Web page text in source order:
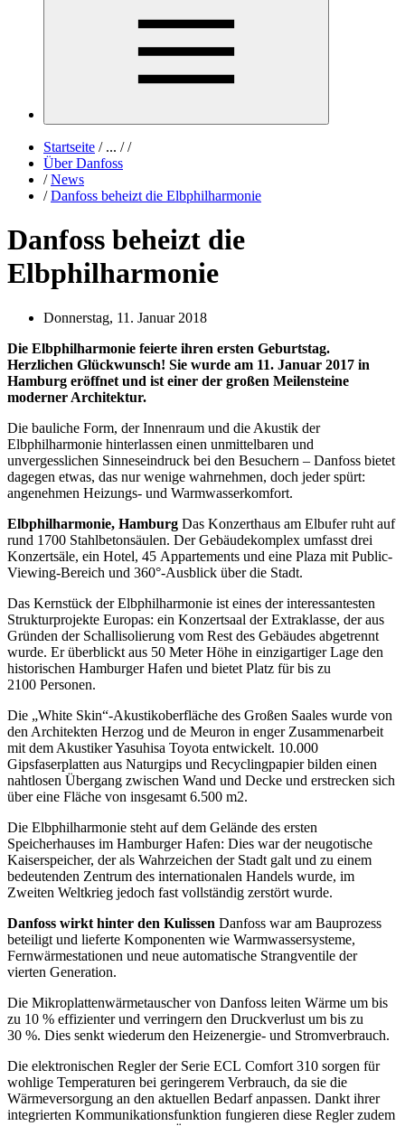
Startseite /... / /
Über Danfoss
/ News
/ Danfoss beheizt die Elbphilharmonie
Danfoss beheizt die
Elbphilharmonie
Donnerstag, 11. Januar 2018
Die Elbphilharmonie feierte ihren ersten Geburtstag.
Herzlichen Glückwunsch! Sie wurde am 11. Januar 2017 in
Hamburg eröffnet und ist einer der großen Meilensteine
moderner Architektur.
Die bauliche Form, der Innenraum und die Akustik der
Elbphilharmonie hinterlassen einen unmittelbaren und
unvergesslichen Sinneseindruck bei den Besuchern – Danfoss bietet
dagegen etwas, das nur wenige wahrnehmen, doch jeder spürt:
angenehmen Heizungs- und Warmwasserkomfort.
Elbphilharmonie, Hamburg Das Konzerthaus am Elbufer ruht auf
rund 1700 Stahlbetonsäulen. Der Gebäudekomplex umfasst drei
Konzertsäle, ein Hotel, 45 Appartements und eine Plaza mit Public-
Viewing-Bereich und 360°-Ausblick über die Stadt.
Das Kernstück der Elbphilharmonie ist eines der interessantesten
Strukturprojekte Europas: ein Konzertsaal der Extraklasse, der aus
Gründen der Schallisolierung vom Rest des Gebäudes abgetrennt
wurde. Er überblickt aus 50 Meter Höhe in einzigartiger Lage den
historischen Hamburger Hafen und bietet Platz für bis zu
2100 Personen.
Die „White Skin“-Akustikoberfläche des Großen Saales wurde von
den Architekten Herzog und de Meuron in enger Zusammenarbeit
mit dem Akustiker Yasuhisa Toyota entwickelt. 10.000
Gipsfaserplatten aus Naturgips und Recyclingpapier bilden einen
nahtlosen Übergang zwischen Wand und Decke und erstrecken sich
über eine Fläche von insgesamt 6.500 m2.
Die Elbphilharmonie steht auf dem Gelände des ersten
Speicherhauses im Hamburger Hafen: Dies war der neugotische
Kaiserspeicher, der als Wahrzeichen der Stadt galt und zu einem
bedeutenden Zentrum des internationalen Handels wurde, im
Zweiten Weltkrieg jedoch fast vollständig zerstört wurde.
Danfoss wirkt hinter den Kulissen Danfoss war am Bauprozess
beteiligt und lieferte Komponenten wie Warmwassersysteme,
Fernwärmestationen und neue automatische Strangventile der
vierten Generation.
Die Mikroplattenwärmetauscher von Danfoss leiten Wärme um bis
zu 10 % effizienter und verringern den Druckverlust um bis zu
30 %. Dies senkt wiederum den Heizenergie- und Stromverbrauch.
Die elektronischen Regler der Serie ECL Comfort 310 sorgen für
wohlige Temperaturen bei geringerem Verbrauch, da sie die
Wärmeversorgung an den aktuellen Bedarf anpassen. Dankt ihrer
integrierten Kommunikationsfunktion fungieren diese Regler zudem